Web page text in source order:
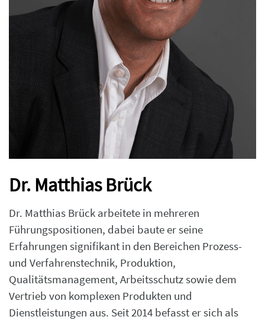
Dr. Matthias Brück
Dr. Matthias Brück arbeitete in mehreren
Führungspositionen, dabei baute er seine
Erfahrungen signifikant in den Bereichen Prozess-
und Verfahrenstechnik, Produktion,
Qualitätsmanagement, Arbeitsschutz sowie dem
Vertrieb von komplexen Produkten und
Dienstleistungen aus. Seit 2014 befasst er sich als